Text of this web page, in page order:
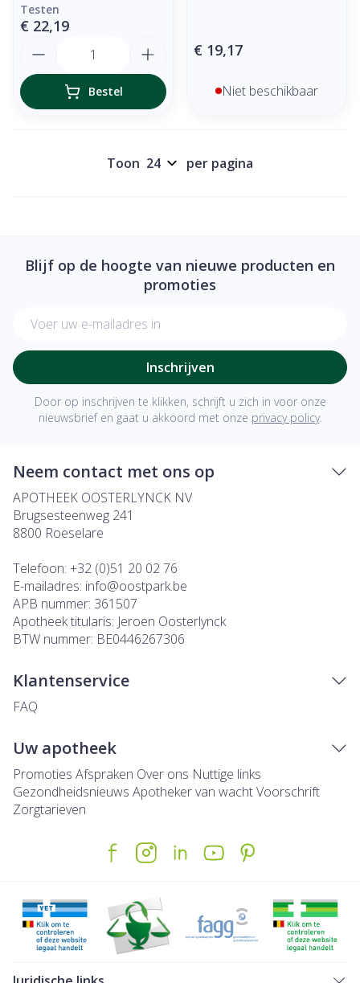
Testen
€ 22,19
Bestel
€ 19,17
Niet beschikbaar
Toon per pagina
Blijf op de hoogte van nieuwe producten en
promoties
Inschrijven
Door op inschrijven te klikken, schrijft u zich in voor onze
nieuwsbrief en gaat u akkoord met onze privacy policy.
Neem contact met ons op
APOTHEEK OOSTERLYNCK NV
Brugsesteenweg 241
8800 Roeselare
Telefoon: +32 (0)51 20 02 76
E-mailadres: info@oostpark.be
APB nummer: 361507
Apotheek titularis: Jeroen Oosterlynck
BTW nummer: BE0446267306
Klantenservice
FAQ
Uw apotheek
Promoties Afspraken Over ons Nuttige links
Gezondheidsnieuws Apotheker van wachtVoorschrift
Zorgtarieven